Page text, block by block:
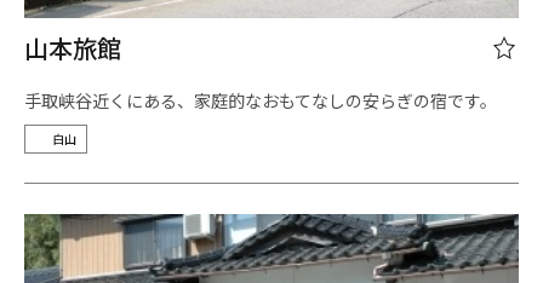
山本旅館
手取峡谷近くにある、家庭的なおもてなしの安らぎの宿です。
白山